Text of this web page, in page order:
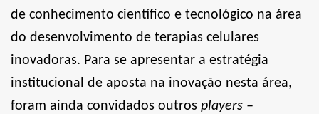
de conhecimento científico e tecnológico na área
do desenvolvimento de terapias celulares
inovadoras. Para se apresentar a estratégia
institucional de aposta na inovação nesta área,
foram ainda convidados outros players –